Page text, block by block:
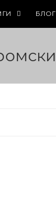
БЛОГ